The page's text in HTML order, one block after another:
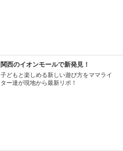
関西のイオンモールで新発見！
子どもと楽しめる新しい遊び方をママライ
ター達が現地から最新リポ！